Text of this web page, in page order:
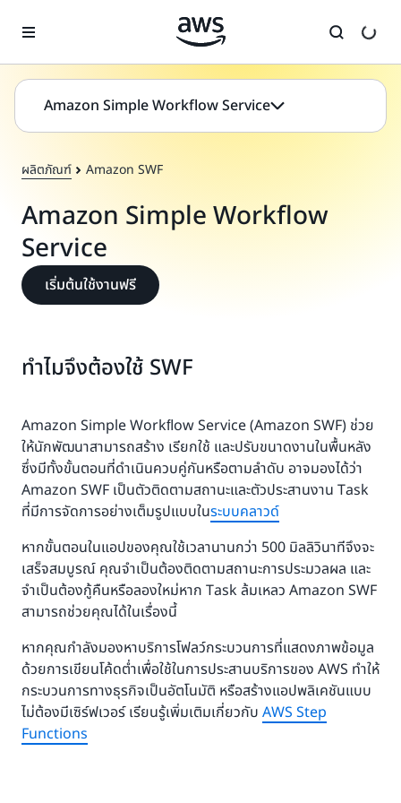
Amazon Simple Workflow Service
ผลิตภัณฑ์ Amazon SWF
Amazon Simple Workflow
Service
เริ่มต้นใช้งานฟรี
ทำไมจึงต้องใช้ SWF
Amazon Simple Workﬂow Service (Amazon SWF) ช่วย
ให้นักพัฒนาสามารถสร้าง เรียกใช้ และปรับขนาดงานในพื้นหลัง
ซึ่งมีทั้งขั้นตอนที่ดำเนินควบคู่กันหรือตามลำดับ อาจมองได้ว่า
Amazon SWF เป็นตัวติดตามสถานะและตัวประสานงาน Task
ที่มีการจัดการอย่างเต็มรูปแบบในระบบคลาวด์
หากขั้นตอนในแอปของคุณใช้เวลานานกว่า 500 มิลลิวินาทีจึงจะ
เสร็จสมบูรณ์ คุณจำเป็นต้องติดตามสถานะการประมวลผล และ
จำเป็นต้องกู้คืนหรือลองใหม่หาก Task ล้มเหลว Amazon SWF
สามารถช่วยคุณได้ในเรื่องนี้
หากคุณกำลังมองหาบริการโฟลว์กระบวนการที่แสดงภาพข้อมูล
ด้วยการเขียนโค้ดต่ำเพื่อใช้ในการประสานบริการของ AWS ทำให้
กระบวนการทางธุรกิจเป็นอัตโนมัติ หรือสร้างแอปพลิเคชันแบบ
ไม่ต้องมีเซิร์ฟเวอร์ เรียนรู้เพิ่มเติมเกี่ยวกับ AWS Step
Functions